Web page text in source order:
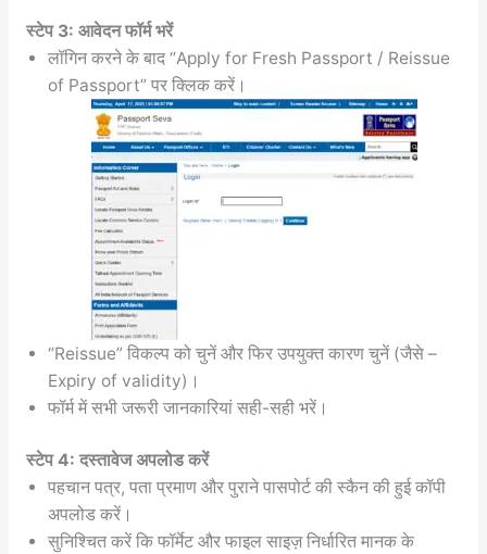
स्टेप 3: आवेदन फॉर्म भरें
लॉगिन करने के बाद “Apply for Fresh Passport / Reissue
of Passport” पर क्लिक करें।
“Reissue” विकल्प को चुनें और फिर उपयुक्त कारण चुनें (जैसे –
Expiry of validity)।
फॉर्म में सभी जरूरी जानकारियां सही-सही भरें।
स्टेप 4: दस्तावेज अपलोड करें
पहचान पत्र, पता प्रमाण और पुराने पासपोर्ट की स्कैन की हुई कॉपी
अपलोड करें।
सुनिश्चित करें कि फॉर्मेट और फाइल साइज़ निर्धारित मानक के